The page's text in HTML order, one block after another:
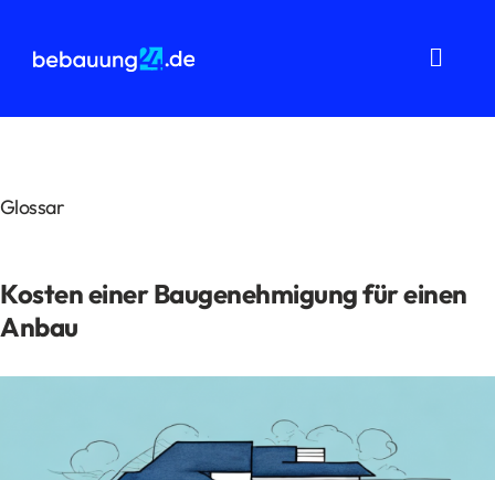
springen
Bauantrag
FAQ
Glossar
Kosten einer Baugenehmigung für einen
Anbau